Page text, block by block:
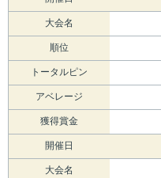
大会名
順位
トータルピン
アベレージ
獲得賞金
開催日
大会名